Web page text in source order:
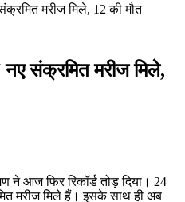
मरीज मिले, 12 की मौत
संक्रमित मरीज मिले,
ने आज फिर रिकॉर्ड तोड़ दिया। 24
मरीज मिले हैं। इसके साथ ही अब